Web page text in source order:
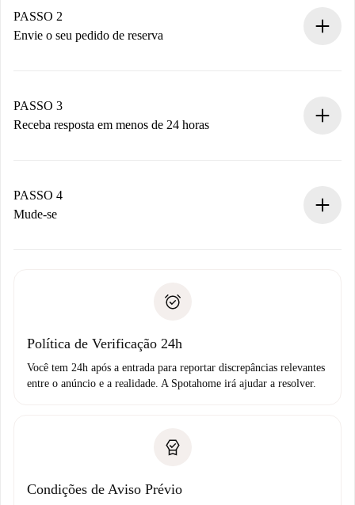
Você tem todas as informações necessárias
antecipadamente.
PASSO 2
Envie o seu pedido de reserva
Não cobramos nada até que o proprietário confirme.
PASSO 3
Receba resposta em menos de 24 horas
proprietário.
Se recusada: não cobraremos nada e ofereceremos
Débito direto bancário
PASSO 4
Mude-se
não comunicar nenhum problema.
Política de Verificação 24h
Você tem 24h após a entrada para reportar discrepâncias relevantes
entre o anúncio e a realidade. A Spotahome irá ajudar a resolver.
Condições de Aviso Prévio